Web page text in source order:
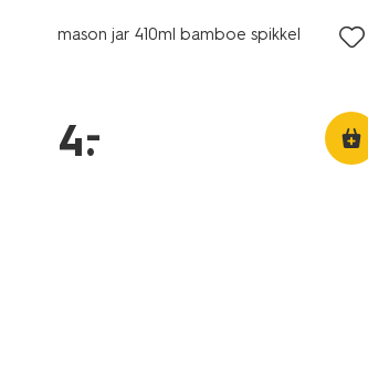
mason jar 410ml bamboe spikkel
4.
–